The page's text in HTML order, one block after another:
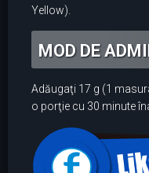
Yellow).
MOD DE
Adăugaţi 17 g (1
o porţie cu 30 minute